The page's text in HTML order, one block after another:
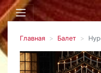
Главная Балет